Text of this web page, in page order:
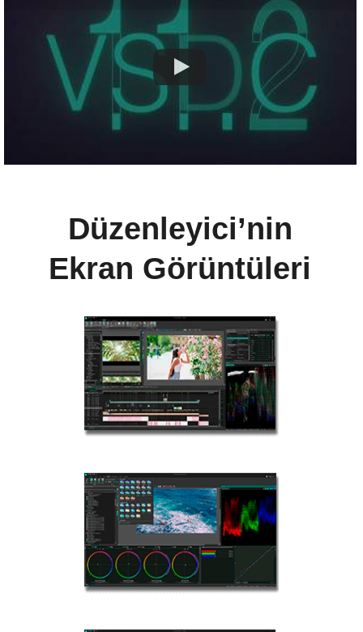
Düzenleyici’nin
Ekran Görüntüleri